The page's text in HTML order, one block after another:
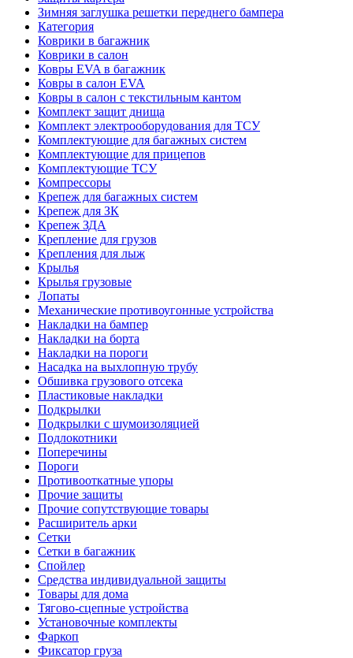
Зимняя заглушка решетки переднего бампера
Категория
Коврики в багажник
Коврики в салон
Ковры EVA в багажник
Ковры в салон EVA
Ковры в салон с текстильным кантом
Комплект защит днища
Комплект электрооборудования для ТСУ
Комплектующие для багажных систем
Комплектующие для прицепов
Комплектующие ТСУ
Компрессоры
Крепеж для багажных систем
Крепеж для ЗК
Крепеж ЗДА
Крепление для грузов
Крепления для лыж
Крылья
Крылья грузовые
Лопаты
Механические противоугонные устройства
Накладки на бампер
Накладки на борта
Накладки на пороги
Насадка на выхлопную трубу
Обшивка грузового отсека
Пластиковые накладки
Подкрылки
Подкрылки с шумоизоляцией
Подлокотники
Поперечины
Пороги
Противооткатные упоры
Прочие защиты
Прочие сопутствующие товары
Расширитель арки
Сетки
Сетки в багажник
Спойлер
Средства индивидуальной защиты
Товары для дома
Тягово-сцепные устройства
Установочные комплекты
Фаркоп
Фиксатор груза